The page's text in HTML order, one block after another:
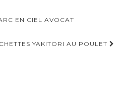
EN CIEL AVOCAT
YAKITORI AU POULET